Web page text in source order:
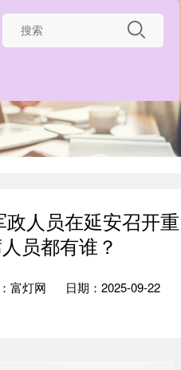
人员在延安召开重
员都有谁？
富灯网
日期：2025-09-22